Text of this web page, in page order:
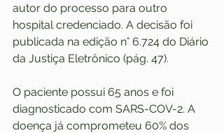
autor do processo para outro
hospital credenciado. A decisão foi
publicada na edição n° 6.724 do Diário
da Justiça Eletrônico (pág. 47).
O paciente possui 65 anos e foi
diagnosticado com SARS-COV-2. A
doença já comprometeu 60% dos